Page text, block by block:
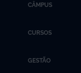
CÂMPUS
CURSOS
GESTÃO